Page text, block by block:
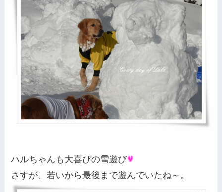
ハルちゃんも大喜びの雪遊び
さすが、若いから最後まで遊んでいたね～。